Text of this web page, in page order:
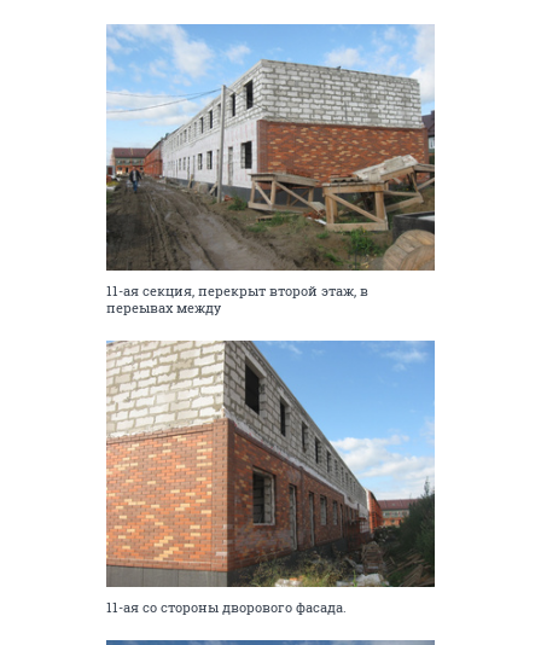
11-ая секция, перекрыт второй этаж, в
переывах между
11-ая со стороны дворового фасада.